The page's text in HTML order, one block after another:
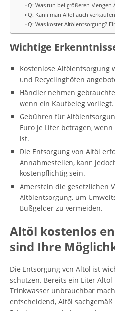
Q: Was tun bei größeren Mengen
Q: Kann man Altöl auch
Q: Was kostet Altölentsorgung?
Wichtige
Kostenlose Altölentsorgung
und Recyclinghöfen
Händler nehmen
wenn ein Kaufbeleg vorliegt.
Gebühren für
Euro je Liter betragen,
ist.
Die Entsorgung von Altöl
Annahmestellen, kann
kostenpflichtig sein.
Amerstein die gesetzlichen
Altölentsorgung, um
Bußgelder zu vermeiden.
Altöl kostenlos
sind Ihre
Die Entsorgung von Altöl ist
schützen. Bereits ein Liter
Trinkwasser unbrauchbar
entscheidend, Altöl sachgemäß